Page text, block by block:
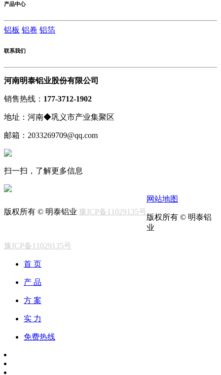
产品中心
铝板 铝卷 铝箔
联系我们
河南明泰铝业股份有限公司
销售热线： 177-3712-1902
地址：河南◆巩义市产业集聚区
邮箱：2033269709@qq.com
扫一扫，了解更多信息
版权所有 © 明泰铝业 豫ICP备11029135号
网站地图
版权所有 © 明泰铝
业
豫ICP备11029135号
首 页
产 品
方 案
实 力
免费热线